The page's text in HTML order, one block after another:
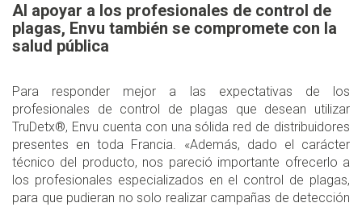
Al apoyar a los profesionales de control de
plagas, Envu también se compromete con la
salud pública
Para responder mejor a las expectativas de los
profesionales de control de plagas que desean utilizar
TruDetx®, Envu cuenta con una sólida red de distribuidores
presentes en toda Francia. «Además, dado el carácter
técnico del producto, nos pareció importante ofrecerlo a
los profesionales especializados en el control de plagas,
para que pudieran no solo realizar campañas de detección